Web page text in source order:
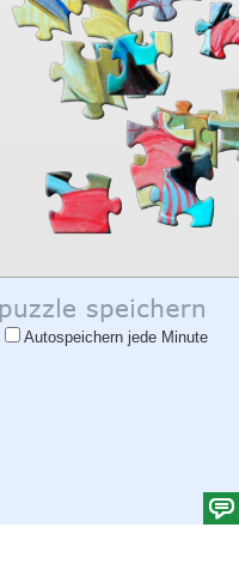
Autospeichern jede Minute